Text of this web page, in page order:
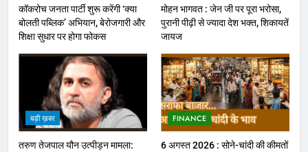
कॉकरोच जनता पार्टी शुरू करेंगी ‘क्या
बोलती पब्लिक’ अभियान, बेरोजगारी और
शिक्षा सुधार पर होगा फोकस
मोहन भागवत : जेन जी पर पूरा भरोसा,
पुरानी पीढ़ी से ज्यादा देश भक्त, शिकायतें
जायज
बड़ी ख़बर
तरुण तेजपाल यौन उत्पीड़न मामला:
FINANCE
6 अगस्त 2026 : सोने-चांदी की कीमतों